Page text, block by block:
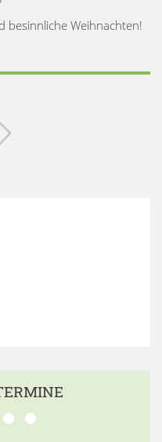
besinnliche Weihnachten!